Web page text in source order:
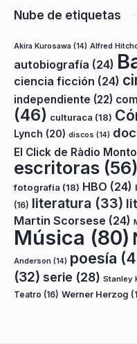
Nube de etiquetas
Akira Kurosawa (14) Alfred
autobiografía (24)
ciencia ficción (24)
independiente (22)
(46) culturaca (18)
Lynch (20) discos (14)
El Click de Ràdio
escritoras (56)
fotografía (18) HBO (24)
(16) literatura (33)
Martin Scorsese (24)
Música (80)
Anderson (14) poesía
(32) serie (28) Stanley
Teatro (16) Werner Herzog